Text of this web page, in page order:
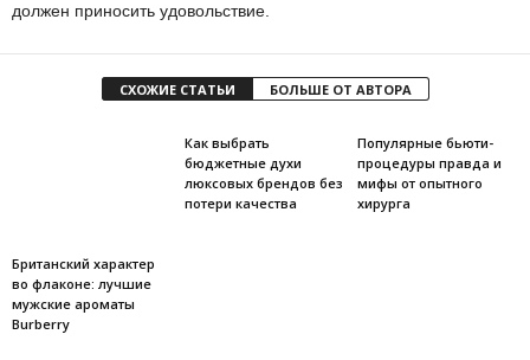
должен приносить удовольствие.
СХОЖИЕ СТАТЬИ БОЛЬШЕ ОТ АВТОРА
Британский характер
во флаконе: лучшие
мужские ароматы
Burberry
Как выбрать
бюджетные духи
люксовых брендов без
потери качества
Популярные бьюти-
процедуры правда и
мифы от опытного
хирурга